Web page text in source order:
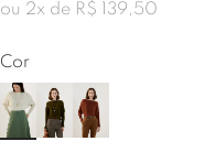
ou 2x de R$ 139,50
Cor